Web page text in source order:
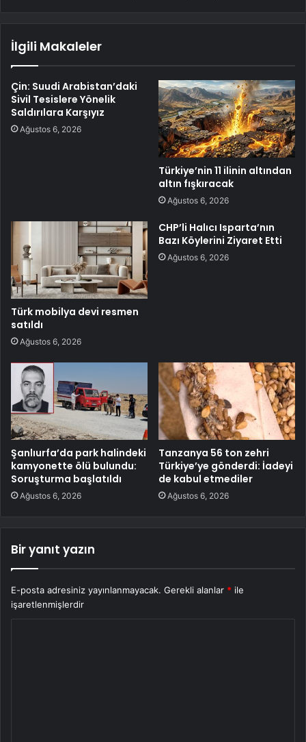
İlgili Makaleler
Çin: Suudi Arabistan’daki
Sivil Tesislere Yönelik
Saldırılara Karşıyız
Ağustos 6, 2026
Türkiye’nin 11 ilinin altından
altın fışkıracak
Ağustos 6, 2026
Türk mobilya devi resmen
satıldı
Ağustos 6, 2026
CHP’li Halıcı Isparta’nın
Bazı Köylerini Ziyaret Etti
Ağustos 6, 2026
Şanlıurfa’da park halindeki
kamyonette ölü bulundu:
Soruşturma başlatıldı
Ağustos 6, 2026
Tanzanya 56 ton zehri
Türkiye’ye gönderdi: İadeyi
de kabul etmediler
Ağustos 6, 2026
Bir yanıt yazın
E-posta adresiniz yayınlanmayacak. Gerekli alanlar * ile
işaretlenmişlerdir